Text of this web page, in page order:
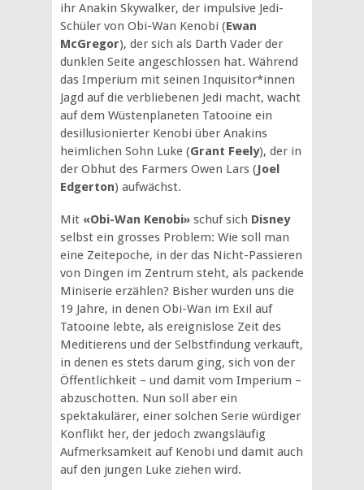
ihr Anakin Skywalker, der impulsive Jedi-
Schüler von Obi-Wan Kenobi (Ewan
McGregor), der sich als Darth Vader der
dunklen Seite angeschlossen hat. Während
das Imperium mit seinen Inquisitor*innen
Jagd auf die verbliebenen Jedi macht, wacht
auf dem Wüstenplaneten Tatooine ein
desillusionierter Kenobi über Anakins
heimlichen Sohn Luke (Grant Feely), der in
der Obhut des Farmers Owen Lars (Joel
Edgerton) aufwächst.
Mit «Obi-Wan Kenobi» schuf sich Disney
selbst ein grosses Problem: Wie soll man
eine Zeitepoche, in der das Nicht-Passieren
von Dingen im Zentrum steht, als packende
Miniserie erzählen? Bisher wurden uns die
19 Jahre, in denen Obi-Wan im Exil auf
Tatooine lebte, als ereignislose Zeit des
Meditierens und der Selbstfindung verkauft,
in denen es stets darum ging, sich von der
Öffentlichkeit – und damit vom Imperium –
abzuschotten. Nun soll aber ein
spektakulärer, einer solchen Serie würdiger
Konflikt her, der jedoch zwangsläufig
Aufmerksamkeit auf Kenobi und damit auch
auf den jungen Luke ziehen wird.